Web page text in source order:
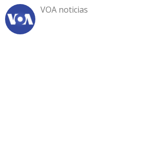
VOA noticias